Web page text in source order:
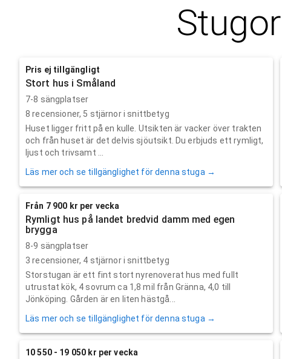
Pris ej tillgängligt
Stort hus i Småland
7-8 sängplatser
8 recensioner, 5 stjärnor i snittbetyg
Huset ligger fritt på en kulle. Utsikten är vacker över trakten
och från huset är det delvis sjöutsikt. Du erbjuds ett rymligt,
ljust och trivsamt ...
Läs mer och se tillgänglighet för denna stuga →
Från 7 900 kr per vecka
Rymligt hus på landet bredvid damm med egen
brygga
8-9 sängplatser
3 recensioner, 4 stjärnor i snittbetyg
Storstugan är ett fint stort nyrenoverat hus med fullt
utrustat kök, 4 sovrum ca 1,8 mil från Gränna, 4,0 till
Jönköping. Gården är en liten hästgå...
Läs mer och se tillgänglighet för denna stuga →
10 550 - 19 050 kr per vecka